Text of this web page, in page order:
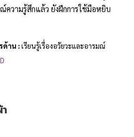
ความรู้สึกแล้ว ยังฝึกการใช้มือหยิบ
ด้าน :เรียนรู้เรื่องอวัยวะและอารมณ์